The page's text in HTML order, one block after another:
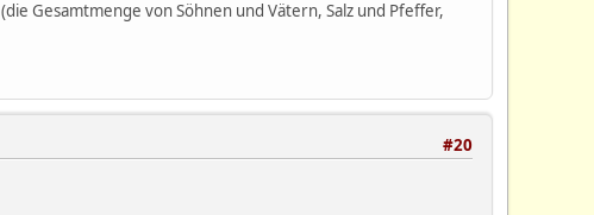
(die Gesamtmenge von Söhnen und Vätern, Salz und Pfeffer,
#20